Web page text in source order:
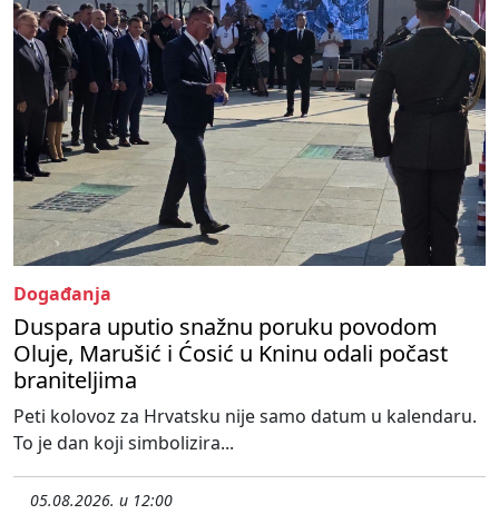
Događanja
Duspara uputio snažnu poruku povodom
Oluje, Marušić i Ćosić u Kninu odali počast
braniteljima
Peti kolovoz za Hrvatsku nije samo datum u kalendaru.
To je dan koji simbolizira...
05.08.2026. u 12:00